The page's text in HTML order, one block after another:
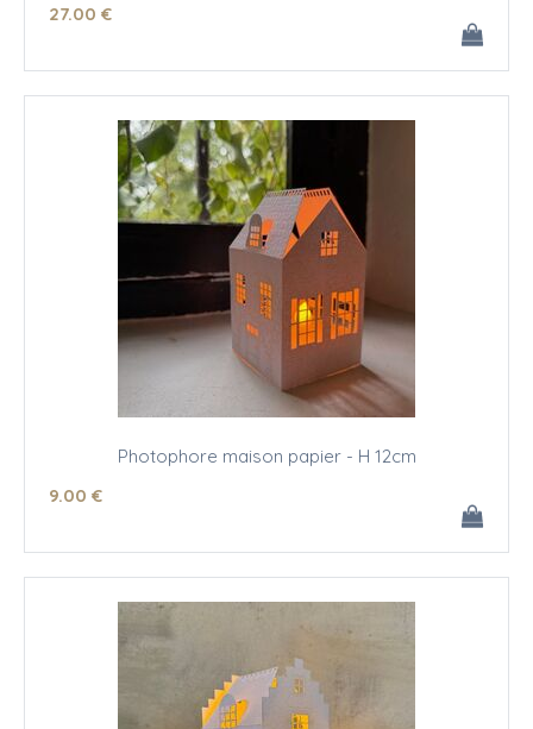
27.00 €
Photophore maison papier - H 12cm
9.00 €